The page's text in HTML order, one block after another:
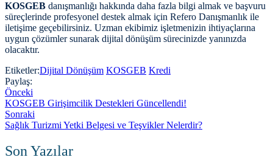
KOSGEB danışmanlığı hakkında daha fazla bilgi almak ve başvuru
süreçlerinde profesyonel destek almak için Refero Danışmanlık ile
iletişime geçebilirsiniz. Uzman ekibimiz işletmenizin ihtiyaçlarına
uygun çözümler sunarak dijital dönüşüm sürecinizde yanınızda
olacaktır.
Etiketler:Dijital Dönüşüm KOSGEB Kredi
Paylaş:
Önceki
KOSGEB Girişimcilik Destekleri Güncellendi!
Sonraki
Sağlık Turizmi Yetki Belgesi ve Teşvikler Nelerdir?
Son Yazılar